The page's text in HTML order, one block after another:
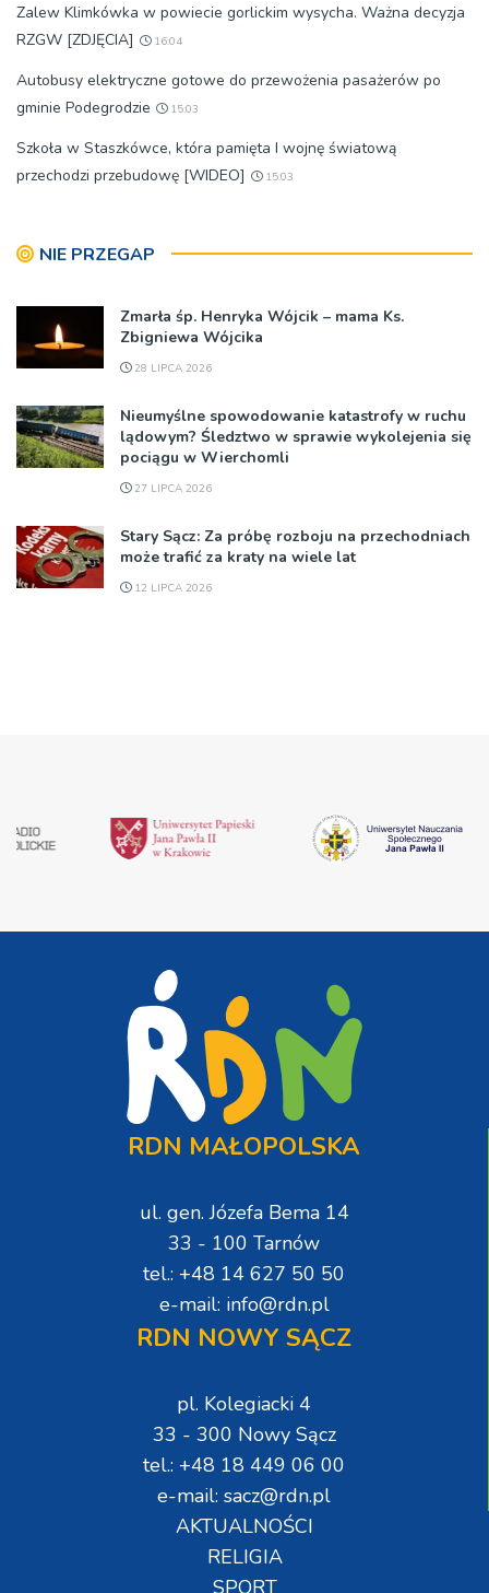
Zalew Klimkówka w powiecie gorlickim wysycha. Ważna decyzja
RZGW [ZDJĘCIA]
16:04
Autobusy elektryczne gotowe do przewożenia pasażerów po
gminie Podegrodzie
15:03
Szkoła w Staszkówce, która pamięta I wojnę światową
przechodzi przebudowę [WIDEO]
15:03
NIE PRZEGAP
Zmarła śp. Henryka Wójcik – mama Ks.
Zbigniewa Wójcika
28 LIPCA 2026
Nieumyślne spowodowanie katastrofy w ruchu
lądowym? Śledztwo w sprawie wykolejenia się
pociągu w Wierchomli
27 LIPCA 2026
Stary Sącz: Za próbę rozboju na przechodniach
może trafić za kraty na wiele lat
12 LIPCA 2026
RDN MAŁOPOLSKA
ul. gen. Józefa Bema 14
33 - 100 Tarnów
tel.: +48 14 627 50 50
e-mail: info@rdn.pl
RDN NOWY SĄCZ
pl. Kolegiacki 4
33 - 300 Nowy Sącz
tel.: +48 18 449 06 00
e-mail: sacz@rdn.pl
AKTUALNOŚCI
RELIGIA
SPORT